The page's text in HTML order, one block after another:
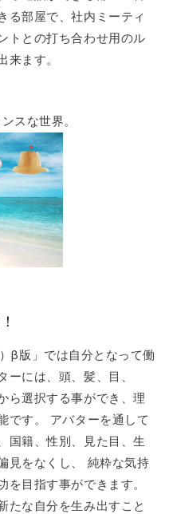
る部屋で、社内ミーティ
トとの打ち合わせ用のル
来ます。
スな世界。
β版」では自分となって働
ーには、頭、髪、目、
ら選択する事ができ、理
です。 アバターを通して
国籍、性別、見た目、生
見をなくし、 純粋な気持
を目指す事ができます。
たな自分を生み出すこと